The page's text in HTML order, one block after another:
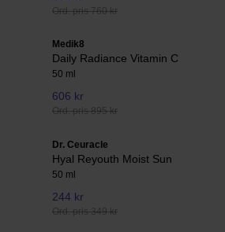
Ord. pris 760 kr
Medik8
Daily Radiance Vitamin C
50 ml
606 kr
Ord. pris 895 kr
Dr. Ceuracle
Hyal Reyouth Moist Sun
50 ml
244 kr
Ord. pris 349 kr